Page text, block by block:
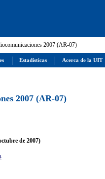
2007 (AR-07)
2007 (AR-07)
de 2007)
Estadísticas Acerca de la UIT